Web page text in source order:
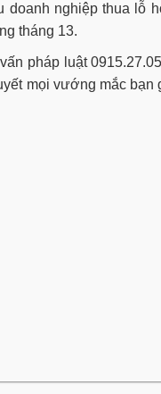
doanh nghiệp thua lỗ
tháng 13.
pháp luật
mọi vướng mắc bạn